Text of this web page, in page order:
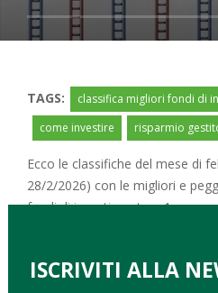
TAGS: classifica migliori fondi di
come investire
risparmio
Ecco le classifiche del mese di
28/2/2026) con le migliori e
fondi di investimento a 1 mese
LA TOP 10 DI
ISCRIVITI ALLA